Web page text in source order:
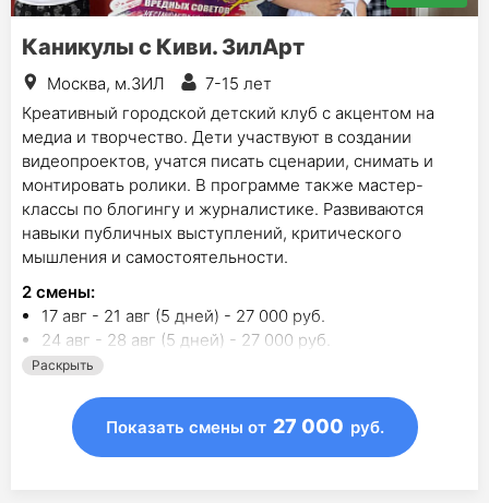
Каникулы с Киви. ЗилАрт
Москва, м.ЗИЛ
7-15 лет
Креативный городской детский клуб с акцентом на
медиа и творчество. Дети участвуют в создании
видеопроектов, учатся писать сценарии, снимать и
монтировать ролики. В программе также мастер-
классы по блогингу и журналистике. Развиваются
навыки публичных выступлений, критического
мышления и самостоятельности.
2 смены:
17 авг - 21 авг (5 дней) - 27 000 руб.
24 авг - 28 авг (5 дней) - 27 000 руб.
Раскрыть
Показать смены от 27 000 руб.